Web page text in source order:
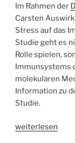
Im Rahmen der
Carsten
Stress auf das
Studie geht es
Rolle spielen,
Immunsystems
molekularen
Information zu
Studie.
„WSR060
weiterlesen